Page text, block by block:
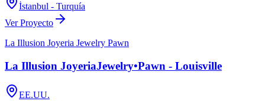
İstanbul - Turquía
Ver Proyecto
La Illusion Joyeria Jewelry Pawn
La Illusion JoyeriaJewelry•Pawn - Louisville
EE.UU.